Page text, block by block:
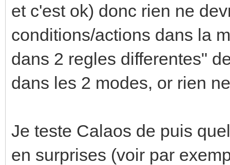
et c'est ok) donc rien ne
conditions/actions dans la
dans 2 regles differentes"
dans les 2 modes, or rien
Je teste Calaos de puis
en surprises (voir par